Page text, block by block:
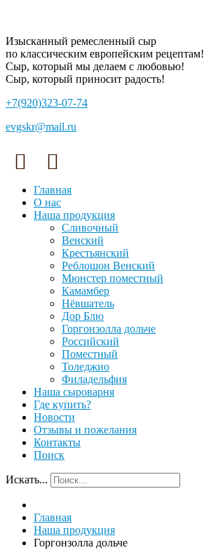
Изысканный ремесленный сыр
по классическим европейским рецептам!
Сыр, который мы делаем с любовью!
Сыр, который приносит радость!
+7(920)323-07-74
evgskr@mail.ru
Главная
О нас
Наша продукция
Сливочный
Венский
Крестьянский
Реблошон Венский
Мюнстер поместный
Камамбер
Нёвшатель
Дор Блю
Горгонзолла дольче
Российский
Поместный
Толеджио
Филадельфия
Наша сыроварня
Где купить?
Новости
Отзывы и пожелания
Контакты
Поиск
Искать...
Главная
Наша продукция
Горгонзолла дольче